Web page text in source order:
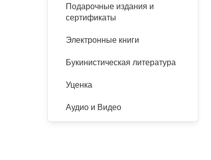
Подарочные издания и
сертификаты
Электронные книги
Букинистическая литература
Уценка
Аудио и Видео